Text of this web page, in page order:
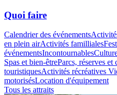
Quoi faire
Calendrier des événements
en plein airActivités familliales
événementsIncontournables
Spas et bien-êtreParcs, réserves et
touristiquesActivités récréatives
motorisésLocation d'équipement
Tous les attraits